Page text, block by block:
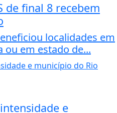
de final 8 recebem
localidades em
ou em estado de...
e